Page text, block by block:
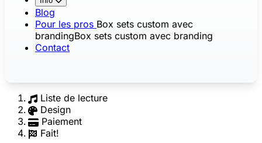
Blog
Pour les pros Box sets custom avec
brandingBox sets custom avec branding
Contact
Liste de lecture
Design
Paiement
Fait!